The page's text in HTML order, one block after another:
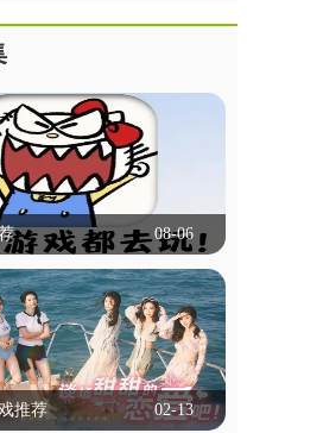
08-06
好玩游戏推荐
好玩,可以推荐吗？本专题
这个困扰，专题里的游戏有
类等等，都是不需要实名认
为学生用户带来了便捷！
立即查看
推荐
02-13